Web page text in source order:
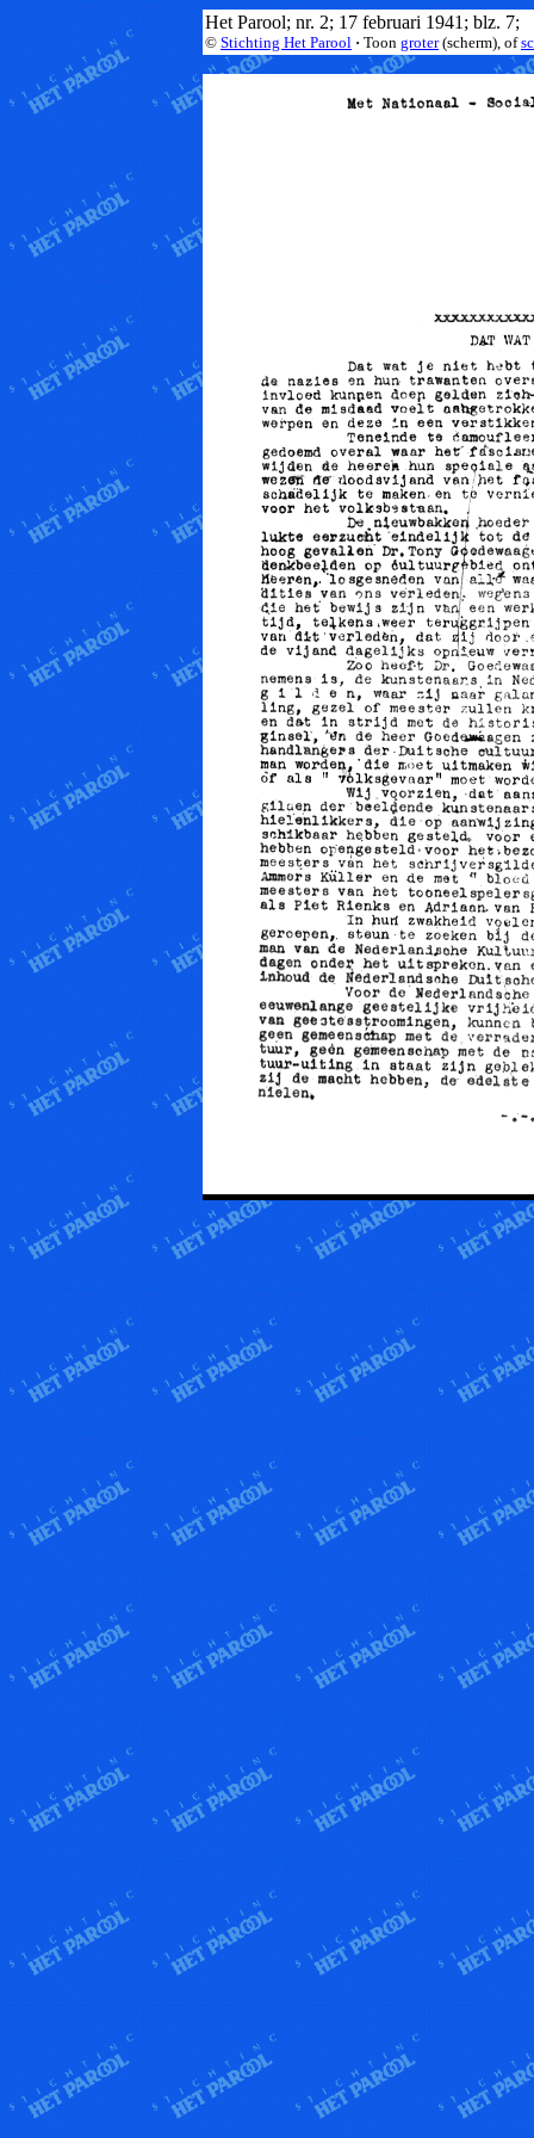
Het Parool; nr. 2; 17 februari 1941; blz. 7;
© Stichting Het Parool · Toon groter(scherm), of